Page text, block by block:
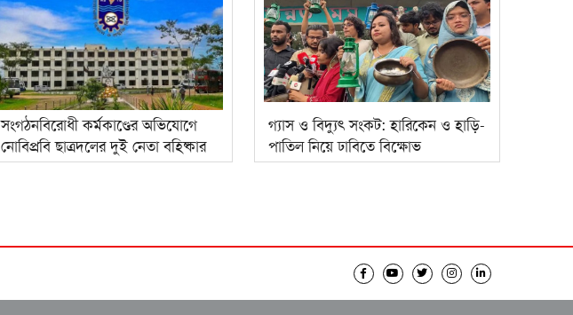
সংগঠনবিরোধী কর্মকাণ্ডের অভিযোগে
নোবিপ্রবি ছাত্রদলের দুই নেতা বহিষ্কার
গ্যাস ও বিদ্যুৎ সংকট: হারিকেন ও হাড়ি-
পাতিল নিয়ে ঢাবিতে বিক্ষোভ